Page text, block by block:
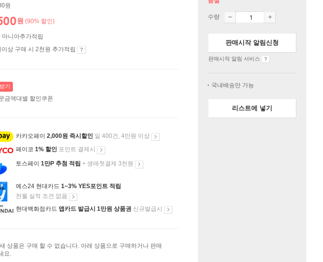
원
원 (90% 할인)
마니아추가적립
상 구매 시 2천원 추가적립
기
금액대별 할인쿠폰
카카오페이 2,000원 즉시할인 일 400건, 4만원 이상
페이코 1% 할인 포인트 결제시
토스페이 1만P 추첨 적립 + 생애첫결제 3천원
예스24 현대카드 1~3% YES포인트 적립
전월 실적 조건 없음
현대백화점카드 앱카드 발급시 1만원 상품권 신규발급시
상품은 구매 할 수 없습니다. 아래 상품으로 구매하거나 판매
요.
수량
판매시작 알림신청
판매시작 알림 서비스
국내배송만 가능
리스트에 넣기